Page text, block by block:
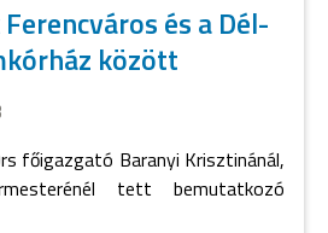
és a Dél-
között
főigazgató Baranyi Krisztinánál,
tett bemutatkozó